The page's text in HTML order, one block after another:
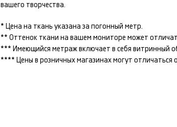
вашего творчества.
* Цена на ткань указана за погонный метр.
** Оттенок ткани на вашем мониторе может
*** Имеющийся метраж включает в себя витринный
**** Цены в розничных магазинах могут отличаться